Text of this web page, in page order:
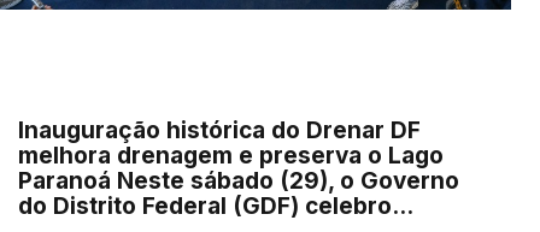
Inauguração histórica do Drenar DF
melhora drenagem e preserva o Lago
Paranoá Neste sábado (29), o Governo
do Distrito Federal (GDF) celebro…